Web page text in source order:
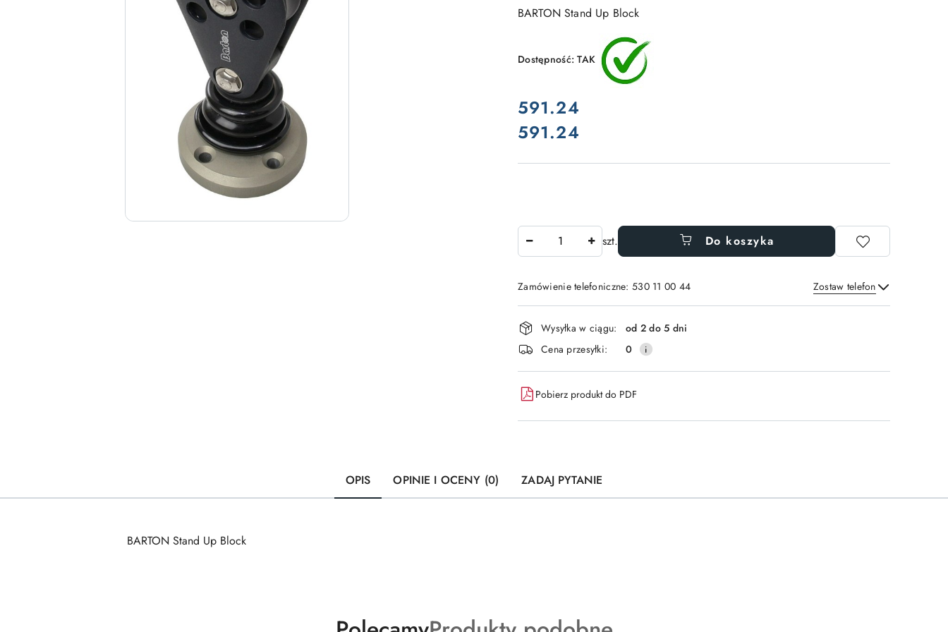
BARTON Stand Up Block
Dostępność:TAK
cena:
591.24
Cena:
591.24
szt. Do koszyka
Zamówienie telefoniczne: 530 11 00 44 Zostaw telefon
Wyślij
Dostępność
i
dostawa
Wysyłka w ciągu:
od 2 do 5 dni
Cena przesyłki:
0
Pobierz produkt do PDF
OPIS OPINIE I OCENY (0) ZADAJ PYTANIE
BARTON Stand Up Block